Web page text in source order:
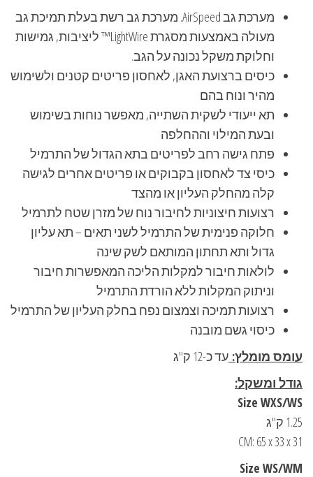
מערכת גב AirSpeed. מערכת גב רשת בעלת תמיכת גב
מעולה באמצעות מסגרת LightWire™ ליציבות, גמישות
וחלוקת משקל נכונה על הגב.
כיסים ברצועת האגן, לאחסון פריטים קטנים ולשימוש
מהיר ונוח בהם
תא ייעודי לשקית השתייה, מאפשר נוחות בשימוש
ובעת המילוי וההחלפה
פתח גישה רחב לפריטים בתא הגדול של התרמיל
כיסי צד לאחסון בקבוקים או פריטים אחרים לגישה
קלה מהחלק העליון או מהצד
רצועות חיצוניות לחיבור נוח של מזרן שטח לתרמיל
חלוקה פנימית של התרמיל לשני תאים – תא עליון
גדול ותא תחתון המותאם לשק שינה
לולאות חיבור למקלות הליכה המאפשרות חיבור
וניתוק המקלות ללא הורדת התרמיל
רצועות תמיכה וצמצום נפח בחלק העליון של התרמיל
כיסוי גשם מובנה
עומס מומלץ: עד כ-12 ק"ג
גודל ומשקל:
Size WXS/WS
1.25 ק"ג
CM: 65 x 33 x 31
Size WS/WM